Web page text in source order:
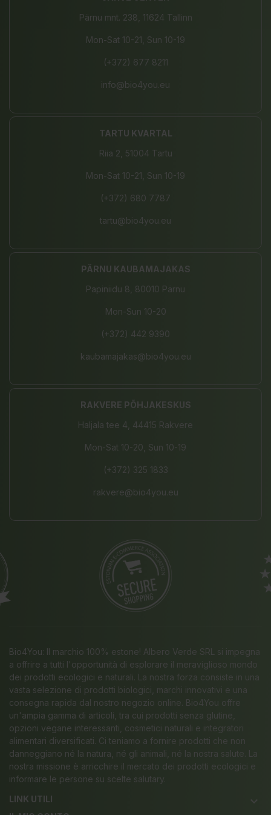
Pärnu mnt. 238, 11624 Tallinn
Mon-Sat 10-21, Sun 10-19
(+372) 677 8211
info@bio4you.eu
TARTU KVARTAL
Riia 2, 51004 Tartu
Mon-Sat 10-21, Sun 10-19
(+372) 680 7787
tartu@bio4you.eu
PÄRNU KAUBAMAJAKAS
Papiniidu 8, 80010 Pärnu
Mon-Sun 10-20
(+372) 442 9390
kaubamajakas@bio4you.eu
RAKVERE PÕHJAKESKUS
Haljala tee 4, 44415 Rakvere
Mon-Sat 10-20, Sun 10-19
(+372) 325 1833
rakvere@bio4you.eu
Bio4You: Il marchio 100% estone! Albero Verde SRL si impegna
a offrire a tutti l'opportunità di esplorare il meraviglioso mondo
dei prodotti ecologici e naturali. La nostra forza consiste in una
vasta selezione di prodotti biologici, marchi innovativi e una
consegna rapida dal nostro negozio online. Bio4You offre
un'ampia gamma di articoli, tra cui prodotti senza glutine,
opzioni vegane interessanti, cosmetici naturali e integratori
alimentari diversificati. Ci teniamo a fornire prodotti che non
danneggiano né la natura, né gli animali, né la nostra salute. La
nostra missione è arricchire il mercato dei prodotti ecologici e
informare le persone su scelte salutary.
LINK UTILI
keyboard_arrow_down